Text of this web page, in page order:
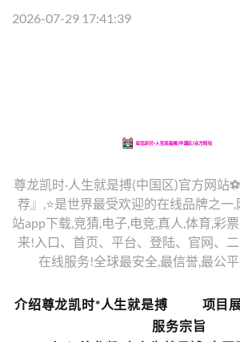
2026-07-29 17:41:39
尊龙凯时·人生就是搏(中国区)官方网站
荐』,⭐️是世界最受欢迎的在线品牌之一
站app下载,竞猜,电子,电竞,真人,体育,彩
来!入口、首页、平台、登陆、官网、
在线服务!全球最安全,最信誉,最公
介绍尊龙凯时*人生就是搏 项目
服务宗旨